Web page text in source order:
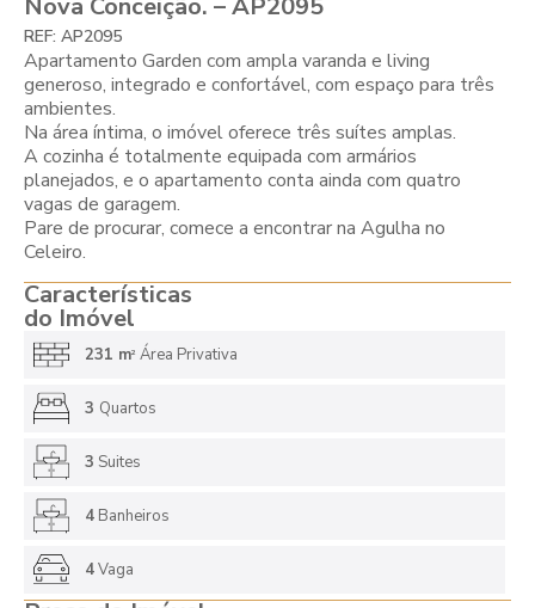
Nova Conceição. – AP2095
REF: AP2095
Apartamento Garden com ampla varanda e living
generoso, integrado e confortável, com espaço para três
ambientes.
Na área íntima, o imóvel oferece três suítes amplas.
A cozinha é totalmente equipada com armários
planejados, e o apartamento conta ainda com quatro
vagas de garagem.
Pare de procurar, comece a encontrar na Agulha no
Celeiro.
Características
do Imóvel
231 m2 Área Privativa
3 Quartos
3 Suites
4Banheiros
4Vaga